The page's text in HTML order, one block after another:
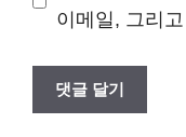
이메일, 그리